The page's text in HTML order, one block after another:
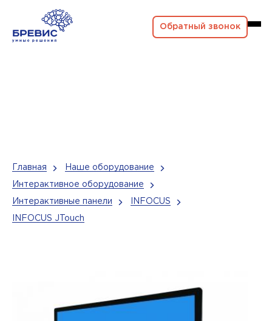
Обратный звонок
Главная Наше оборудование
Интерактивное оборудование
Интерактивные панели INFOCUS
INFOCUS JTouch